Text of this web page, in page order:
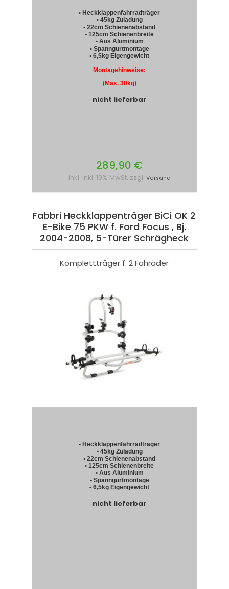
• Heckklappenfahrradträger
• 45kg Zuladung
• 22cm Schienenabstand
• 125cm Schienenbreite
• Aus Aluminium
• Spanngurtmontage
• 6,5kg Eigengewicht
Montagehinweise:
(Max. 30kg)
nicht lieferbar
289,90 €
inkl. inkl. 19% MwSt. zzgl. Versand
Fabbri Heckklappenträger BiCi OK 2
E-Bike 75 PKW f. Ford Focus , Bj.
2004-2008, 5-Türer Schrägheck
Komplettträger f. 2 Fahräder
• Heckklappenfahrradträger
• 45kg Zuladung
• 22cm Schienenabstand
• 125cm Schienenbreite
• Aus Aluminium
• Spanngurtmontage
• 6,5kg Eigengewicht
nicht lieferbar